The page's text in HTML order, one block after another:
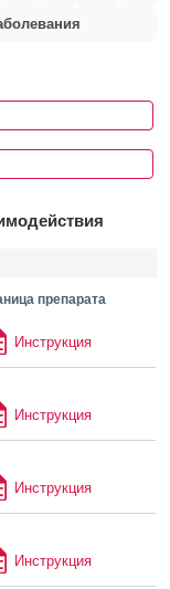
препарата
Инструкция
Инструкция
Инструкция
Инструкция